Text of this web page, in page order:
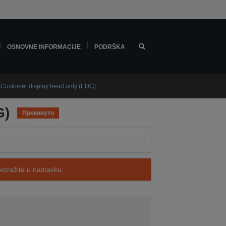
OSNOVNE INFORMACIJE PODRŠKA
display head only (EDG)
Прекинуто
u nastavku.